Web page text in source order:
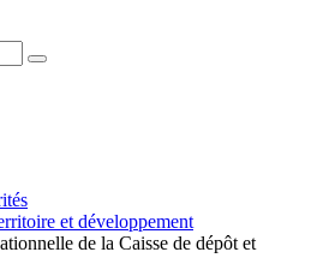
et développement
de la Caisse de dépôt et